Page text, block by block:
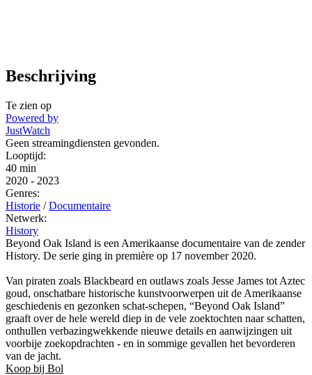
Beschrijving
Te zien op
Powered by
JustWatch
Geen streamingdiensten gevonden.
Looptijd:
40 min
2020 - 2023
Genres:
Historie / Documentaire
Netwerk:
History
Beyond Oak Island is een Amerikaanse documentaire van de zender
History. De serie ging in première op 17 november 2020.
Van piraten zoals Blackbeard en outlaws zoals Jesse James tot Aztec
goud, onschatbare historische kunstvoorwerpen uit de Amerikaanse
geschiedenis en gezonken schat-schepen, “Beyond Oak Island”
graaft over de hele wereld diep in de vele zoektochten naar schatten,
onthullen verbazingwekkende nieuwe details en aanwijzingen uit
voorbije zoekopdrachten - en in sommige gevallen het bevorderen
van de jacht.
Koop bij Bol